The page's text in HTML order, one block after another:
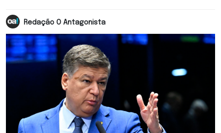
Redação O Antagonista